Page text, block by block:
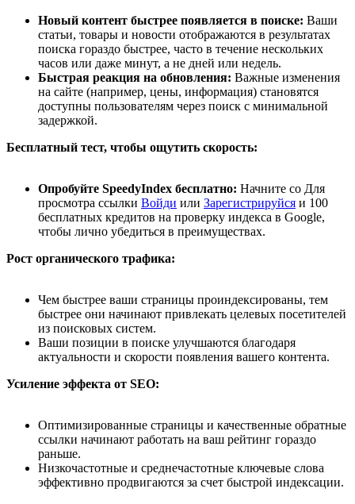
Новый контент быстрее появляется в поиске: Ваши
статьи, товары и новости отображаются в результатах
поиска гораздо быстрее, часто в течение нескольких
часов или даже минут, а не дней или недель.
Быстрая реакция на обновления: Важные изменения
на сайте (например, цены, информация) становятся
доступны пользователям через поиск с минимальной
задержкой.
Бесплатный тест, чтобы ощутить скорость:
Опробуйте SpeedyIndex бесплатно: Начните со Для
просмотра ссылки Войди или Зарегистрируйся и 100
бесплатных кредитов на проверку индекса в Google,
чтобы лично убедиться в преимуществах.
Рост органического трафика:
Чем быстрее ваши страницы проиндексированы, тем
быстрее они начинают привлекать целевых посетителей
из поисковых систем.
Ваши позиции в поиске улучшаются благодаря
актуальности и скорости появления вашего контента.
Усиление эффекта от SEO:
Оптимизированные страницы и качественные обратные
ссылки начинают работать на ваш рейтинг гораздо
раньше.
Низкочастотные и среднечастотные ключевые слова
эффективно продвигаются за счет быстрой индексации.